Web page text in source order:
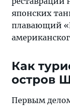
японских
плавающий
Как
остров
Первым